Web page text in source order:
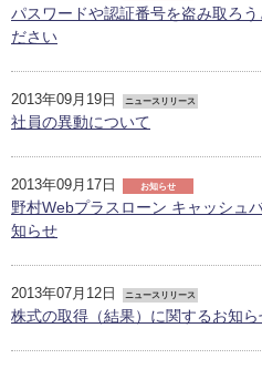
パスワードや認証番号を盗み取ろ
ださい
2013年09月19日 ニュースリリース
社員の異動について
2013年09月17日 お知らせ
野村Webプラスローン キャッシュ
知らせ
2013年07月12日 ニュースリリース
株式の取得（結果）に関するお知ら